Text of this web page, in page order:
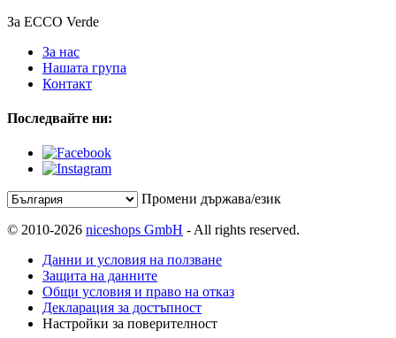
За ECCO Verde
За нас
Нашата група
Контакт
Последвайте ни:
Промени държава/език
© 2010-2026 niceshops GmbH - All rights reserved.
Данни и условия на ползване
Защита на данните
Общи условия и право на отказ
Декларация за достъпност
Настройки за поверителност